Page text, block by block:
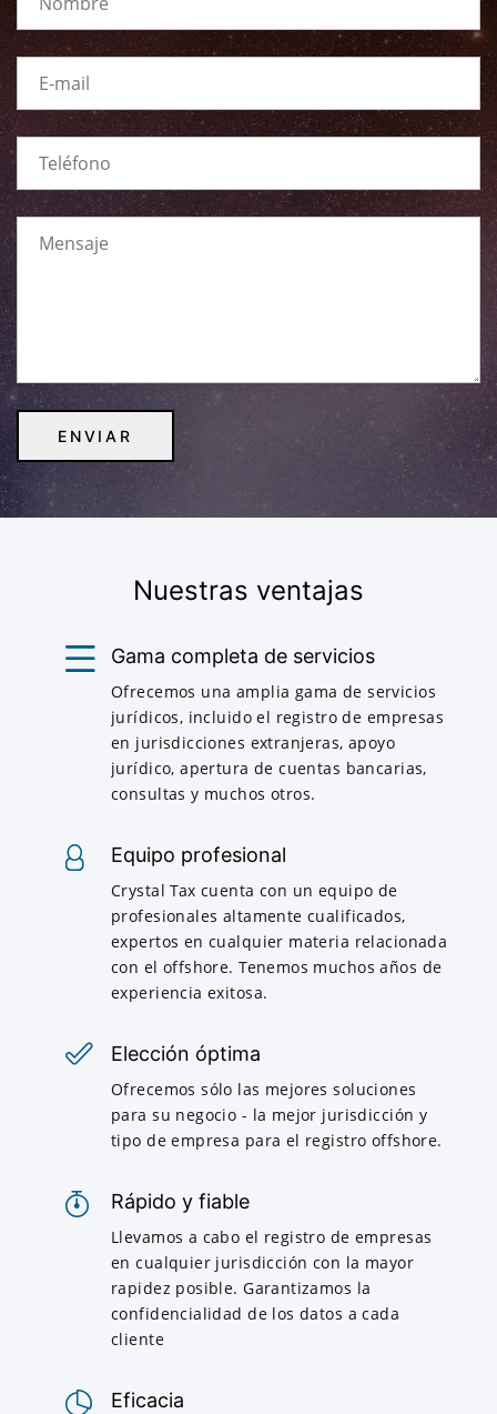
Nuestras ventajas
Gama completa de servicios
Ofrecemos una amplia gama de servicios
jurídicos, incluido el registro de empresas
en jurisdicciones extranjeras, apoyo
jurídico, apertura de cuentas bancarias,
consultas y muchos otros.
Equipo profesional
Crystal Tax cuenta con un equipo de
profesionales altamente cualificados,
expertos en cualquier materia relacionada
con el offshore. Tenemos muchos años de
experiencia exitosa.
Elección óptima
Ofrecemos sólo las mejores soluciones
para su negocio - la mejor jurisdicción y
tipo de empresa para el registro offshore.
Rápido y fiable
Llevamos a cabo el registro de empresas
en cualquier jurisdicción con la mayor
rapidez posible. Garantizamos la
confidencialidad de los datos a cada
cliente
Eficacia